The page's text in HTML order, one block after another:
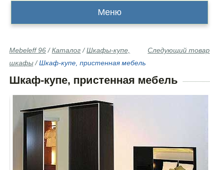
Меню
Следующий товар
Mebeleff 96 /Каталог /Шкафы-купе,
шкафы /Шкаф-купе, пристенная мебель
Шкаф-купе, пристенная мебель